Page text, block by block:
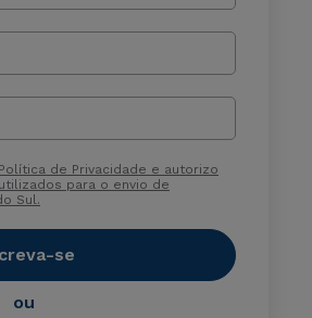
de Privacidade e autorizo
para o envio de
Sul.
se
ou